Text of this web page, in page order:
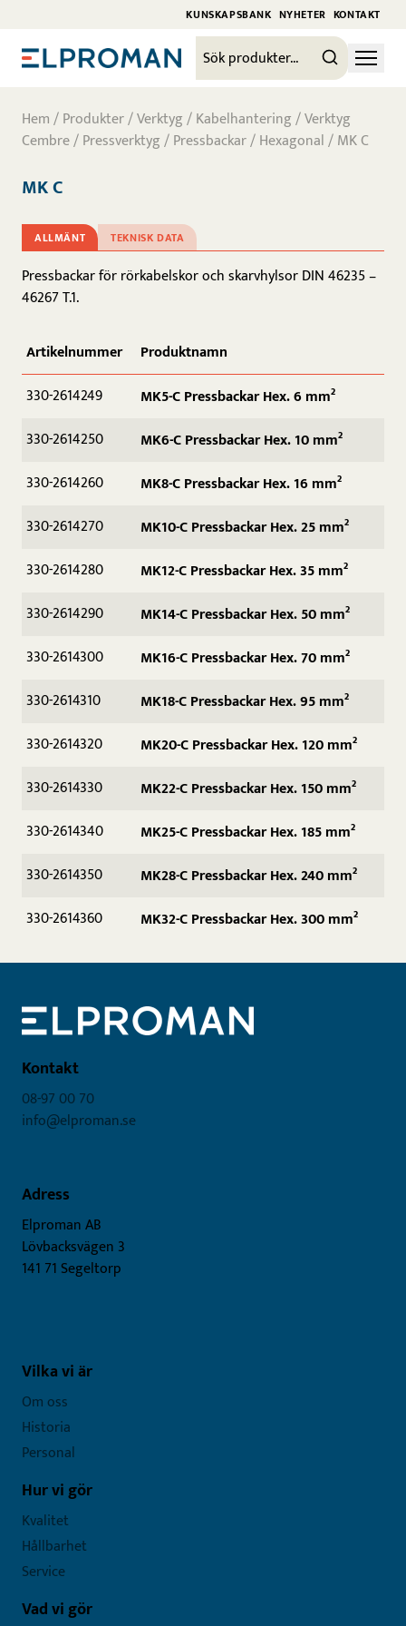
KUNSKAPSBANK NYHETER KONTAKT
Hem/Produkter/Verktyg / Kabelhantering/Verktyg
Cembre/Pressverktyg/Pressbackar/Hexagonal/ MK C
MK C
ALLMÄNT TEKNISK DATA
Pressbackar för rörkabelskor och skarvhylsor DIN 46235 –
46267 T.1.
Artikelnummer
Produktnamn
330-2614249
MK5-C Pressbackar Hex. 6 mm²
330-2614250
MK6-C Pressbackar Hex. 10 mm²
330-2614260
MK8-C Pressbackar Hex. 16 mm²
330-2614270
MK10-C Pressbackar Hex. 25 mm²
330-2614280
MK12-C Pressbackar Hex. 35 mm²
330-2614290
MK14-C Pressbackar Hex. 50 mm²
330-2614300
MK16-C Pressbackar Hex. 70 mm²
330-2614310
MK18-C Pressbackar Hex. 95 mm²
330-2614320
MK20-C Pressbackar Hex. 120 mm²
330-2614330
MK22-C Pressbackar Hex. 150 mm²
330-2614340
MK25-C Pressbackar Hex. 185 mm²
330-2614350
MK28-C Pressbackar Hex. 240 mm²
330-2614360
MK32-C Pressbackar Hex. 300 mm²
Kontakt
08-97 00 70
info@elproman.se
Adress
Elproman AB
Lövbacksvägen 3
141 71 Segeltorp
Vilka vi är
Om oss
Historia
Personal
Hur vi gör
Kvalitet
Hållbarhet
Service
Vad vi gör